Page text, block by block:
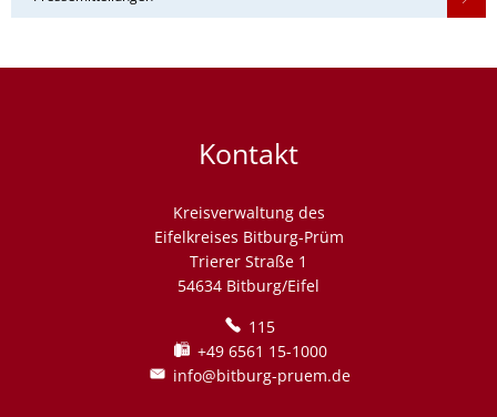
Kontakt
Kreisverwaltung des
Eifelkreises Bitburg-Prüm
Trierer Straße 1
54634 Bitburg/Eifel
115
+49 6561 15-1000
info@bitburg-pruem.de